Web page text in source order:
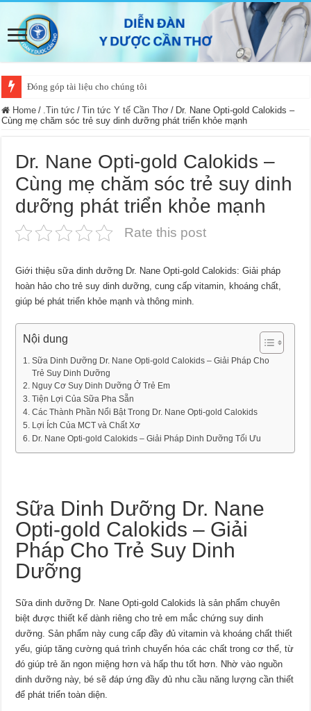
Đóng góp tài liệu cho chúng tôi
Home / .Tin tức / Tin tức Y tế Cần Thơ / Dr. Nane Opti-gold Calokids –
Cùng mẹ chăm sóc trẻ suy dinh dưỡng phát triển khỏe mạnh
Dr. Nane Opti-gold Calokids –
Cùng mẹ chăm sóc trẻ suy dinh
dưỡng phát triển khỏe mạnh
Rate this post
Giới thiệu sữa dinh dưỡng Dr. Nane Opti-gold Calokids: Giải pháp
hoàn hảo cho trẻ suy dinh dưỡng, cung cấp vitamin, khoáng chất,
giúp bé phát triển khỏe mạnh và thông minh.
Nội dung
Sữa Dinh Dưỡng Dr. Nane Opti-gold Calokids – Giải Pháp Cho
Trẻ Suy Dinh Dưỡng
Nguy Cơ Suy Dinh Dưỡng Ở Trẻ Em
Tiện Lợi Của Sữa Pha Sẵn
Các Thành Phần Nổi Bật Trong Dr. Nane Opti-gold Calokids
Lợi Ích Của MCT và Chất Xơ
Dr. Nane Opti-gold Calokids – Giải Pháp Dinh Dưỡng Tối Ưu
Sữa Dinh Dưỡng Dr. Nane
Opti-gold Calokids – Giải
Pháp Cho Trẻ Suy Dinh
Dưỡng
Sữa dinh dưỡng Dr. Nane Opti-gold Calokids là sản phẩm chuyên
biệt được thiết kế dành riêng cho trẻ em mắc chứng suy dinh
dưỡng. Sản phẩm này cung cấp đầy đủ vitamin và khoáng chất thiết
yếu, giúp tăng cường quá trình chuyển hóa các chất trong cơ thể, từ
đó giúp trẻ ăn ngon miệng hơn và hấp thu tốt hơn. Nhờ vào nguồn
dinh dưỡng này, bé sẽ đáp ứng đầy đủ nhu cầu năng lượng cần thiết
để phát triển toàn diện.